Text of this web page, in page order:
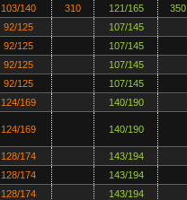
103/140 310 121/165
350
92/125
107/145
92/125
107/145
92/125
107/145
92/125
107/145
124/169 140/190
124/169 140/190
128/174
143/194
128/174
143/194
128/174
143/194